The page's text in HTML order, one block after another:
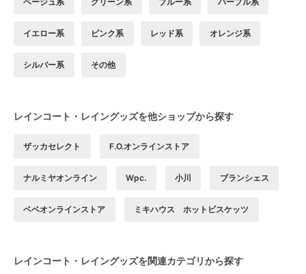
イエロー系 ピンク系 レッド系 オレンジ系
シルバー系 その他
レインコート・レイングッズを他ショップから探す
ザッカセレクト F.O.オンラインストア
ナルミヤオンライン Wpc. 小川 ブランシェス
ベベオンラインストア ミキハウス ホットビスケッツ
レインコート・レイングッズを関連カテゴリから探す